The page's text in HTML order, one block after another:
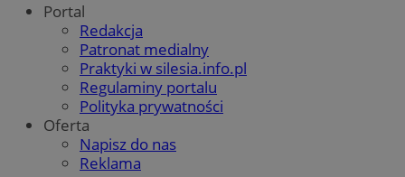
Portal
Redakcja
Patronat medialny
Praktyki w silesia.info.pl
Regulaminy portalu
Polityka prywatności
Oferta
Napisz do nas
Reklama